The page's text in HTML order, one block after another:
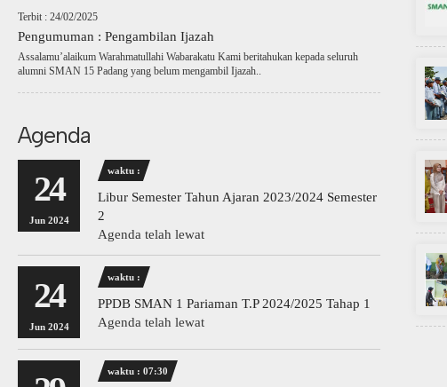
Terbit : 24/02/2025
Pengumuman : Pengambilan Ijazah
Assalamu’alaikum Warahmatullahi Wabarakatu Kami beritahukan kepada seluruh
alumni SMAN 15 Padang yang belum mengambil Ijazah..
Agenda
24
Jun 2024
waktu :
Libur Semester Tahun Ajaran 2023/2024 Semester
2
Agenda telah lewat
24
Jun 2024
waktu :
PPDB SMAN 1 Pariaman T.P 2024/2025 Tahap 1
Agenda telah lewat
waktu : 07:30